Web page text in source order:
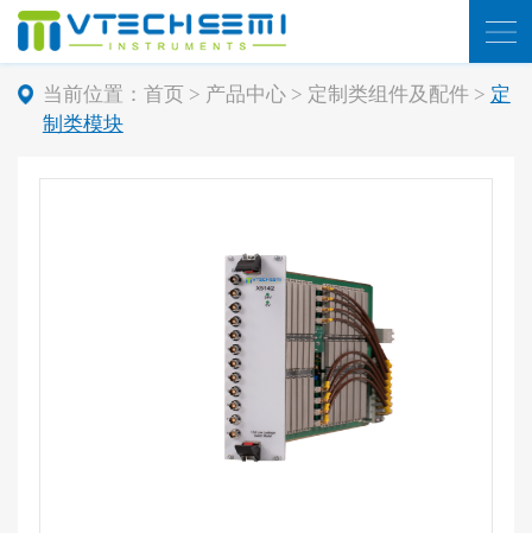
当前位置： 首页 > 产品中心> 定制类组件及配件> 定
制类模块